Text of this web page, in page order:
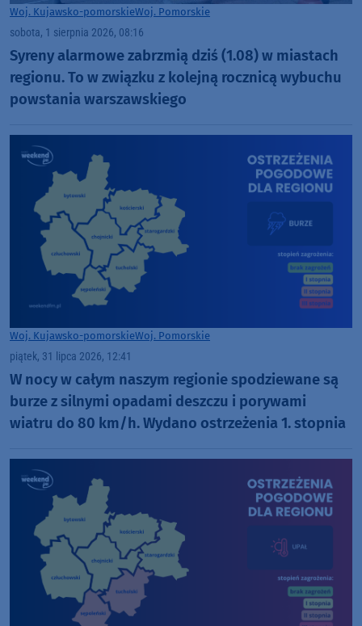
Woj. Kujawsko-pomorskieWoj. Pomorskie
sobota, 1 sierpnia 2026, 08:16
Syreny alarmowe zabrzmią dziś (1.08) w miastach
regionu. To w związku z kolejną rocznicą wybuchu
powstania warszawskiego
Woj. Kujawsko-pomorskieWoj. Pomorskie
piątek, 31 lipca 2026, 12:41
W nocy w całym naszym regionie spodziewane są
burze z silnymi opadami deszczu i porywami
wiatru do 80 km/h. Wydano ostrzeżenia 1. stopnia